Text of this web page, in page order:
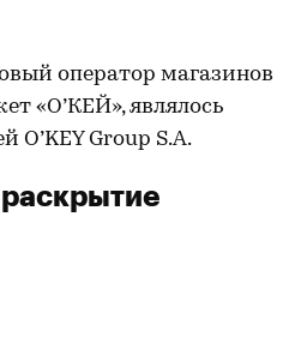
оператор магазинов
«О’КЕЙ», являлось
O’KEY Group S.A.